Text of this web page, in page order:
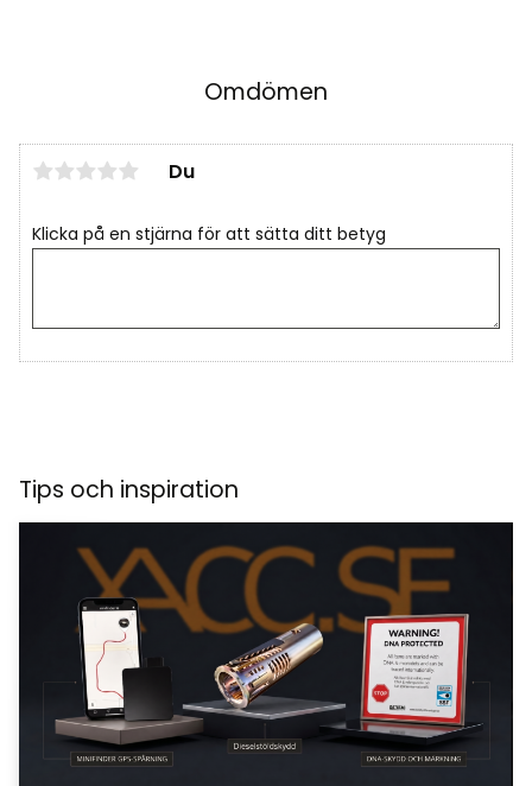
Omdömen
Du
Klicka på en stjärna för att sätta ditt betyg
Tips och inspiration